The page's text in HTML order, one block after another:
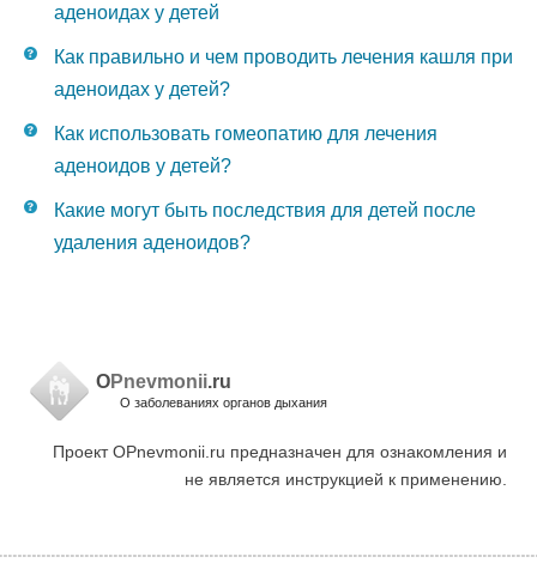
аденоидах у детей
Как правильно и чем проводить лечения кашля при
аденоидах у детей?
Как использовать гомеопатию для лечения
аденоидов у детей?
Какие могут быть последствия для детей после
удаления аденоидов?
OPnevmonii.ru
О заболеваниях органов дыхания
Проект OPnevmonii.ru предназначен для ознакомления и
не является инструкцией к применению.